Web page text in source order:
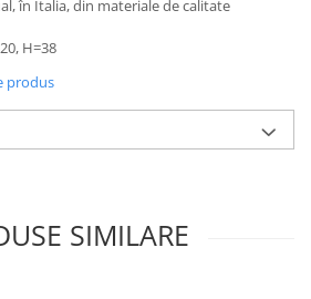
în Italia, din materiale de calitate
H=38
produs
SIMILARE